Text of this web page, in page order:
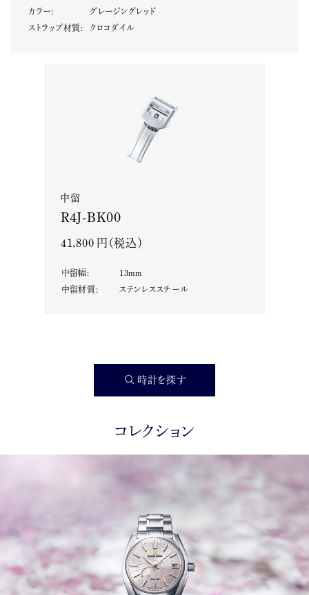
カラー:
グレージングレッド
ストラップ材質: クロコダイル
中留
R4J-BK00
41,800 円（税込）
中留幅: 13mm
中留材質: ステンレススチール
時計を探す
コレクション